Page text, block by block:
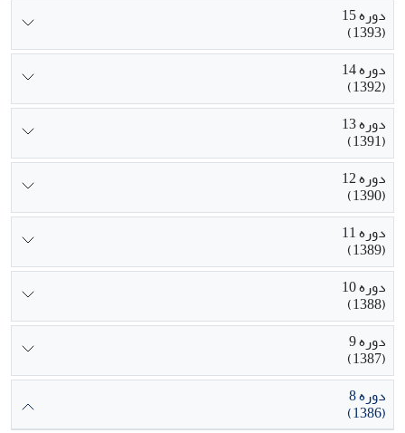
دوره 15
(1393)
دوره 14
(1392)
دوره 13
(1391)
دوره 12
(1390)
دوره 11
(1389)
دوره 10
(1388)
دوره 9
(1387)
دوره 8
(1386)